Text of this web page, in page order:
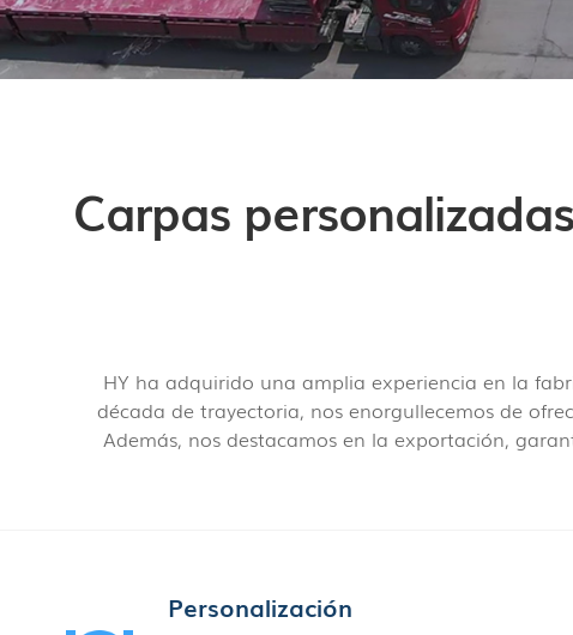
Carpas
HY ha adquirido una amplia experiencia en la
década de trayectoria, nos enorgullecemos de
Además, nos destacamos en la exportación,
Personalización